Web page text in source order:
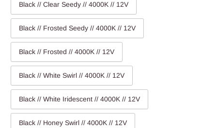
Black // Clear Seedy // 4000K // 12V
Black // Frosted Seedy // 4000K // 12V
Black // Frosted // 4000K // 12V
Black // White Swirl // 4000K // 12V
Black // White Iridescent // 4000K // 12V
Black // Honey Swirl // 4000K // 12V